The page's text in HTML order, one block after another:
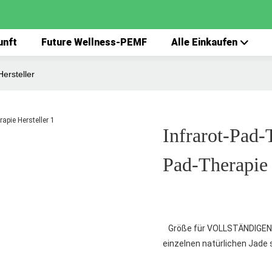
Future Wellness-PEMF Alle Einkaufen
Infrarot-Pad-
Pad-
Größe für
einzelnen natürlichen Jade